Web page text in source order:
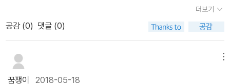
그리고 1장이 끝난 다음에는'작품으로 보는 행복'이라는 주제로 줄거
리를 읽고 토론할 수 있는 활동을 만들어 놓았다.개인적으로는 한 권
의 책이 아니라 좀 더 다양하게 경험할 수 있도록 관련 된 다양한'행
복'의 책들을 추천해주는 장이 있으면 좀 더 만족스러운 통합교육의
만져보면서 일부부만 만져보고 자기가 생각한 이야기를 풀어내다 결
국 그게 커다란 코끼리였다란 내용이예요가끔 우리들은 한쪽의 의견
이나 자기가 본것만 믿으려는 성향이 강하죠 저역시 그런 부분이 있
어 의심하기도 하고 의구심이 들기도 해요 그러나 올바른 시각을 위
해서는 눈먼 생쥐가 아닌 시야를 넓히고 열린사고의 필요성을 부쩍
동같은 사회문제 토론활동(?)이 직접 소개되고 있답니다.물론...이 책
에서 제안하는 프로젝트를 아이에게 직접 하기 싫으면 안해도 되지
초등 고학년 아이들에게 관련 책을 읽어주고 뒤에 나온 프로젝트를
진행해 보는 수업을 해보고 싶은 의지에 자꾸 어떻게 이 책을 활용할
회 정의와 불평등, 문화, 세계화와 평화, 지속 가능성이라는큰 주제를
제시할 것입니다. 그리고 이 주제에 대하여 여러 관점을 도입하여 다
양한 현상, 문제 상황, 그리고 해결 방안 등을 다각적으로생각해 볼 것
입니다.통합사회 교과서와 함께읽기 1권에서는 통합적 관점이란무엇
더보기
공감 (0) 댓글 (0)
꿈쟁이 2018-05-18